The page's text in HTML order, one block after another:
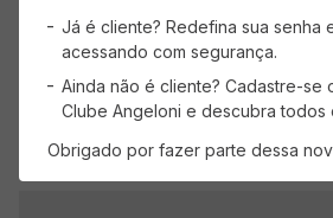
Mais recentes Todos
Carregando avaliações…
Já é cliente? Redefina sua senha
acessando com segurança.
Ainda não é cliente? Cadastre-se
Clube Angeloni e descubra todos
Obrigado por fazer parte dessa